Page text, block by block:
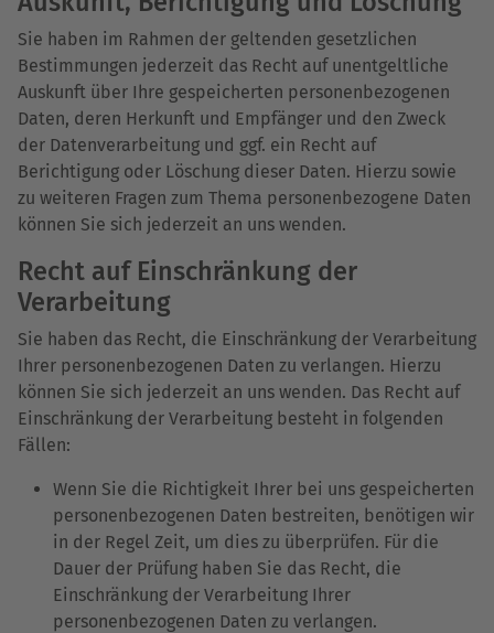
Sie haben im Rahmen der geltenden gesetzlichen
Bestimmungen jederzeit das Recht auf unentgeltliche
Auskunft über Ihre gespeicherten personenbezogenen
Daten, deren Herkunft und Empfänger und den Zweck
der Datenverarbeitung und ggf. ein Recht auf
Berichtigung oder Löschung dieser Daten. Hierzu sowie
zu weiteren Fragen zum Thema personenbezogene Daten
können Sie sich jederzeit an uns wenden.
Recht auf Einschränkung der
Verarbeitung
Sie haben das Recht, die Einschränkung der Verarbeitung
Ihrer personenbezogenen Daten zu verlangen. Hierzu
können Sie sich jederzeit an uns wenden. Das Recht auf
Einschränkung der Verarbeitung besteht in folgenden
Fällen:
Wenn Sie die Richtigkeit Ihrer bei uns gespeicherten
personenbezogenen Daten bestreiten, benötigen wir
in der Regel Zeit, um dies zu überprüfen. Für die
Dauer der Prüfung haben Sie das Recht, die
Einschränkung der Verarbeitung Ihrer
personenbezogenen Daten zu verlangen.